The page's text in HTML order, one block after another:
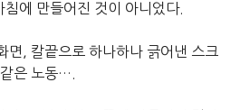
에 만들어진 것이 아니었다.
면, 칼끝으로 하나하나 긁어낸 스크
은 노동….